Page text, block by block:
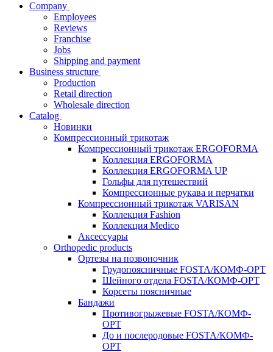
Company
Employees
Reviews
Franchise
Jobs
Shipping and payment
Business structure
Production
Retail direction
Wholesale direction
Catalog
Новинки
Компрессионный трикотаж
Компрессионный трикотаж ERGOFORMA
Коллекция ERGOFORMA
Коллекция ERGOFORMA UP
Гольфы для путешествий
Компрессионные рукава и перчатки
Компрессионный трикотаж VARISAN
Коллекция Fashion
Коллекция Medico
Аксессуары
Orthopedic products
Ортезы на позвоночник
Грудопоясничные FOSTA/КОМФ-ОРТ
Шейного отдела FOSTA/КОМФ-ОРТ
Корсеты поясничные
Бандажи
Противогрыжевые FOSTA/КОМФ-
ОРТ
До и послеродовые FOSTA/КОМФ-
ОРТ